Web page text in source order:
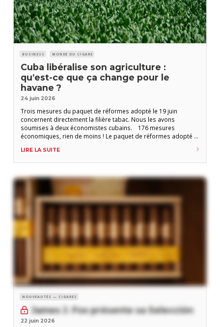
BUSINESS MONDE DU CIGARE
Cuba libéralise son agriculture :
qu’est-ce que ça change pour le
havane ?
24 juin 2026
Trois mesures du paquet de réformes adopté le 19 juin
concernent directement la filière tabac. Nous les avons
soumises à deux économistes cubains. 176 mesures
économiques, rien de moins ! Le paquet de réformes adopté le
par le régime lui-même comme le tournant le plus significatif
depuis les lineamientos de
LIRE LA SUITE
NOUVEAUTÉS — CIGARES
James J. Fox présente sa Selección
22 juin 2026